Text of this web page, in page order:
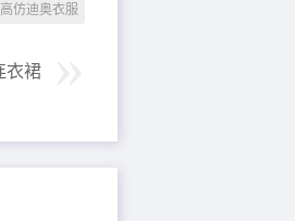
高仿迪奥衣服
衣裙